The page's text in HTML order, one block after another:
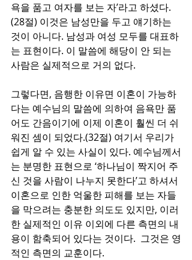
욕을 품고 여자를 보는 자’라고 하셨다.
(28절) 이것은 남성만을 두고 얘기하는
것이 아니다. 남성과 여성 모두를 대표하
는 표현이다. 이 말씀에 해당이 안 되는
사람은 실제적으로 거의 없다.
그렇다면, 음행한 이유면 이혼이 가능하
다는 예수님의 말씀에 의하여 음욕만 품
어도 간음이기에 이제 이혼이 훨씬 더 쉬
워진 셈이 되었다.(32절) 여기서 우리가
쉽게 알 수 있는 사실이 있다. 예수님께서
는 분명한 표현으로 ‘하나님이 짝지어 주
신 것을 사람이 나누지 못한다’고 하셔서
이혼으로 인한 억울한 피해를 보는 자들
을 막으려는 충분한 의도도 있지만, 이러
한 실제적인 이유 이외에 다른 측면의 내
용이 함축되어 있다는 것이다.  그것은 영
적인 측면의 교훈이다.